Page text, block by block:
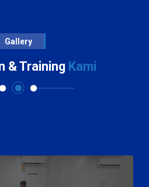
Gallery
& Training Kami